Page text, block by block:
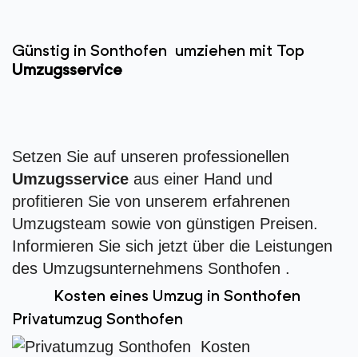
Günstig in Sonthofen umziehen mit Top
Umzugsservice
Setzen Sie auf unseren professionellen
Umzugsservice aus einer Hand und
profitieren Sie von unserem erfahrenen
Umzugsteam sowie von günstigen Preisen.
Informieren Sie sich jetzt über die Leistungen
des Umzugsunternehmens Sonthofen .
Kosten eines Umzug in Sonthofen
Privatumzug Sonthofen